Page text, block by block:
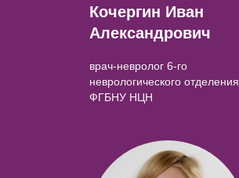
Кочергин Иван
Александрович
врач-невролог 6-го
неврологического отделения
ФГБНУ НЦН